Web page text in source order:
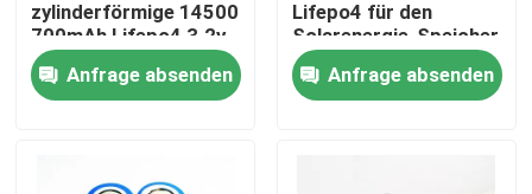
Zelle der Batterie lifepo4
zylinderförmige 14500
700mAh Lifepo4 3.2v
600mah für
Taschenlampe
Anfrage absenden
Lifepo4 für den
Solarenergie-Speicher
prismatisch
Anfrage absenden